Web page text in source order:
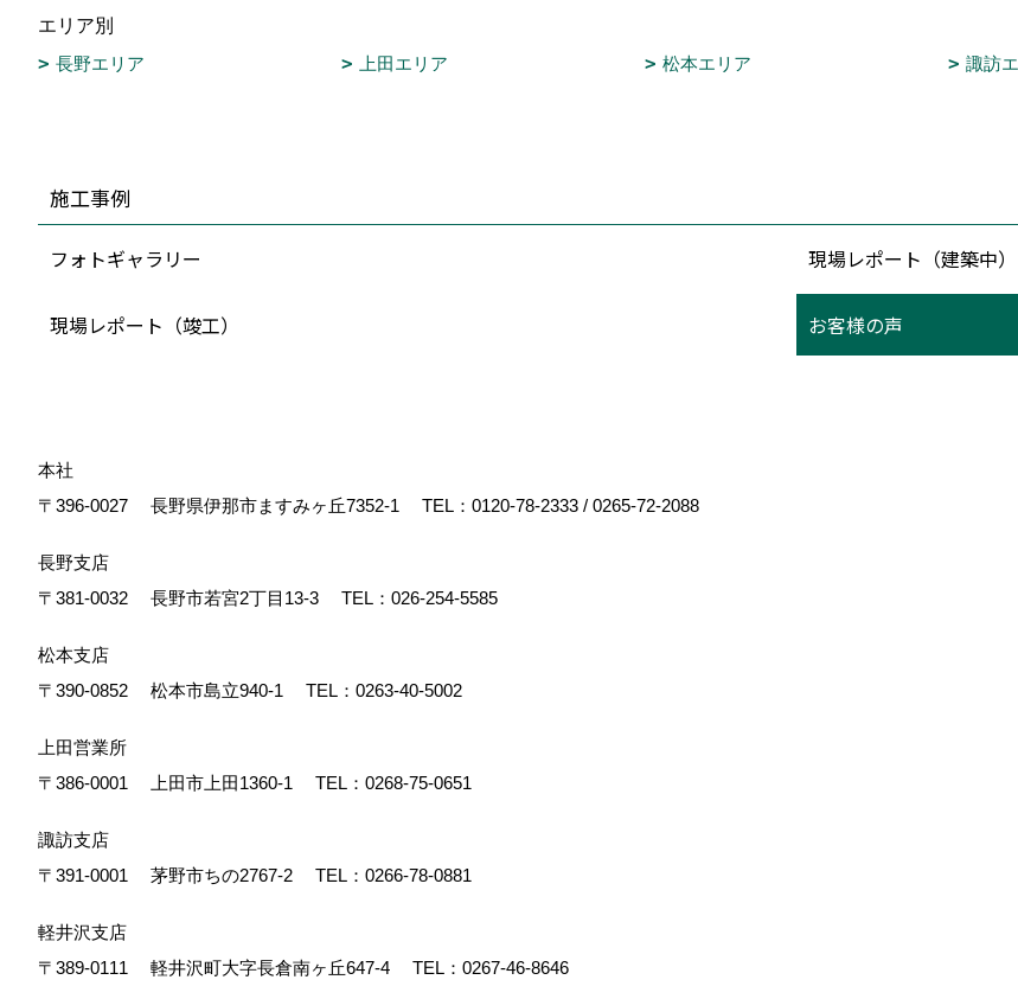
エリア別
長野エリア
上田エリア 松本エリア 諏訪
施工事例
フォトギャラリー 現場レポート（建築中）
現場レポート（竣工） お客様の声
本社
〒396-0027
長野県伊那市ますみヶ丘7352-1 TEL： 0120-78-2333 / 0265-72-2088
長野支店
〒381-0032
長野市若宮2丁目13-3 TEL： 026-254-5585
松本支店
〒390-0852
松本市島立940-1 TEL： 0263-40-5002
上田営業所
〒386-0001
上田市上田1360-1 TEL： 0268-75-0651
諏訪支店
〒391-0001
茅野市ちの2767-2 TEL： 0266-78-0881
軽井沢支店
〒389-0111
軽井沢町大字長倉南ヶ丘647-4 TEL： 0267-46-8646